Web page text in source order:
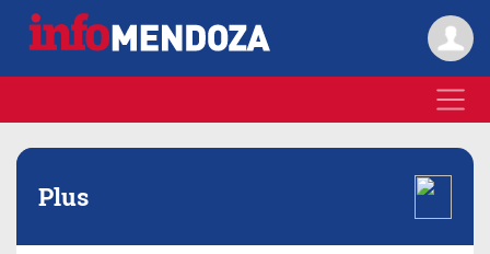
Plus